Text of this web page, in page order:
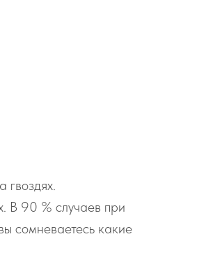
гвоздях.
В 90 % случаев при
сомневаетесь какие